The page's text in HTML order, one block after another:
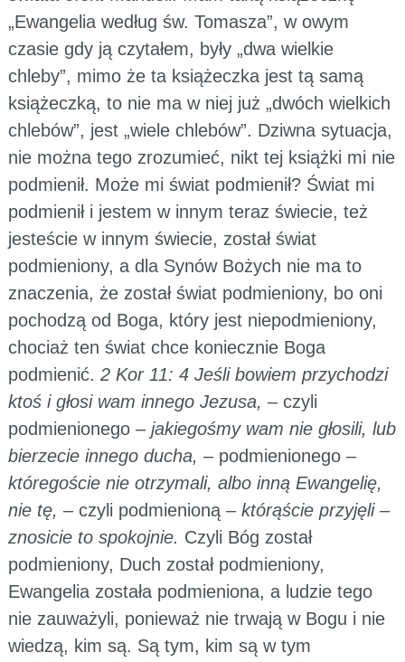
„Ewangelia według św. Tomasza”, w owym
czasie gdy ją czytałem, były „dwa wielkie
chleby”, mimo że ta książeczka jest tą samą
książeczką, to nie ma w niej już „dwóch wielkich
chlebów”, jest „wiele chlebów”. Dziwna sytuacja,
nie można tego zrozumieć, nikt tej książki mi nie
podmienił. Może mi świat podmienił? Świat mi
podmienił i jestem w innym teraz świecie, też
jesteście w innym świecie, został świat
podmieniony, a dla Synów Bożych nie ma to
znaczenia, że został świat podmieniony, bo oni
pochodzą od Boga, który jest niepodmieniony,
chociaż ten świat chce koniecznie Boga
podmienić. 2 Kor 11: 4 Jeśli bowiem przychodzi
ktoś i głosi wam innego Jezusa, – czyli
podmienionego –jakiegośmy wam nie głosili, lub
bierzecie innego ducha, – podmienionego –
któregoście nie otrzymali, albo inną Ewangelię,
nie tę, – czyli podmienioną – którąście przyjęli –
znosicie to spokojnie. Czyli Bóg został
podmieniony, Duch został podmieniony,
Ewangelia została podmieniona, a ludzie tego
nie zauważyli, ponieważ nie trwają w Bogu i nie
wiedzą, kim są. Są tym, kim są w tym